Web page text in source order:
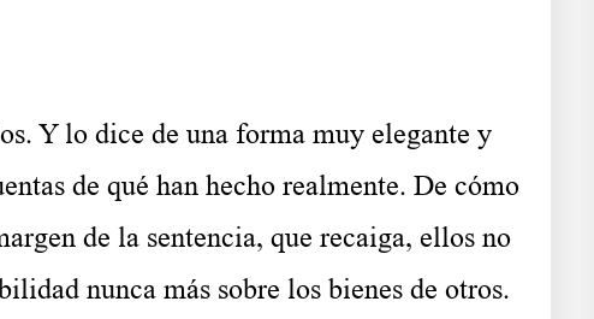
lo dice de una forma muy elegante y
de qué han hecho realmente. De cómo
de la sentencia, que recaiga, ellos no
nunca más sobre los bienes de otros.